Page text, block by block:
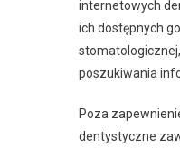
internetowych
ich dostępnych
poszukiwania
Poza
dentystyczne